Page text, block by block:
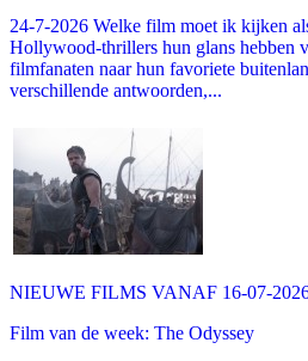
24-7-2026 Welke film moet ik kijken
Hollywood-thrillers hun glans hebben
filmfanaten naar hun favoriete
verschillende antwoorden,...
NIEUWE FILMS VANAF 16-07-
Film van de week: The Odyssey